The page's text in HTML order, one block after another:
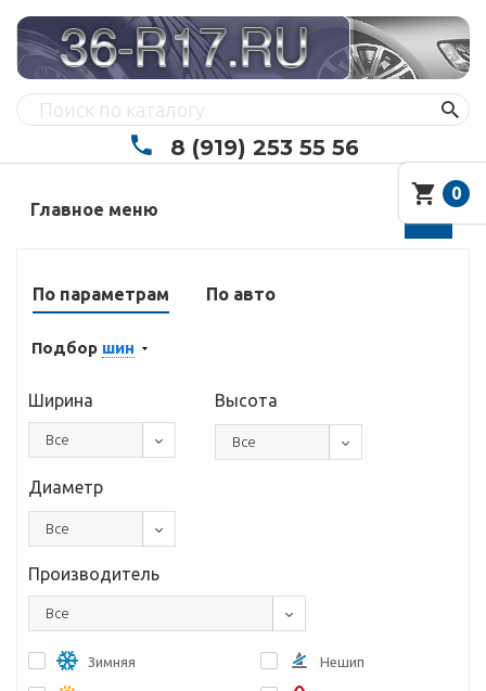
8 (919) 253 55 56
Главное меню
По параметрам По авто
Подбор шин
Ширина
Все
Высота
Все
Диаметр
Все
Производитель
Все
Зимняя Нешип
0